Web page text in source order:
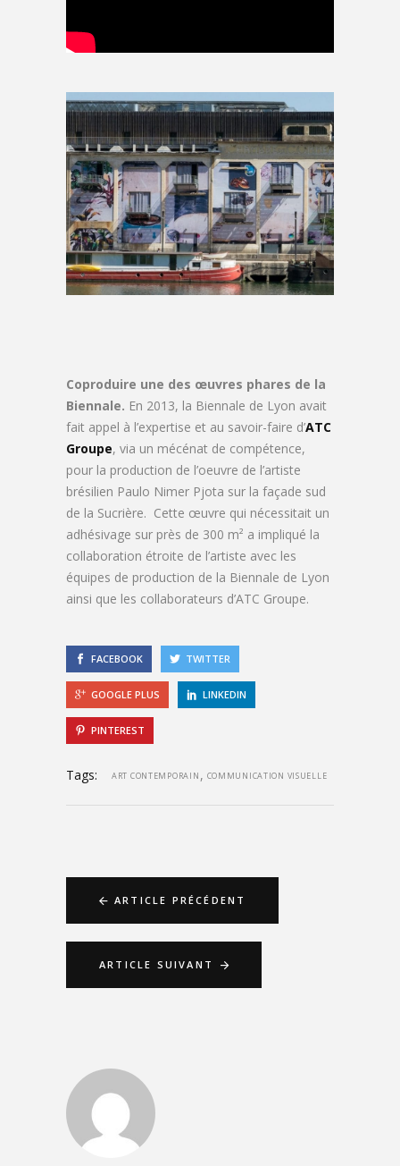
Coproduire une des œuvres phares de la
Biennale. En 2013, la Biennale de Lyon avait
fait appel à l’expertise et au savoir-faire d’ATC
Groupe, via un mécénat de compétence,
pour la production de l’oeuvre de l’artiste
brésilien Paulo Nimer Pjota sur la façade sud
de la Sucrière. Cette œuvre qui nécessitait un
adhésivage sur près de 300 m² a impliqué la
collaboration étroite de l’artiste avec les
équipes de production de la Biennale de Lyon
ainsi que les collaborateurs d’ATC Groupe.
FACEBOOK TWITTER
GOOGLE PLUS LINKEDIN
PINTEREST
Tags: ART CONTEMPORAIN , COMMUNICATION VISUELLE
ARTICLE PRÉCÉDENT
ARTICLE SUIVANT